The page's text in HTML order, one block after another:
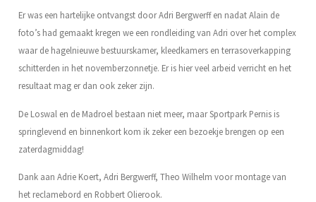
Er was een hartelijke ontvangst door Adri Bergwerff en nadat Alain de
foto’s had gemaakt kregen we een rondleiding van Adri over het complex
waar de hagelnieuwe bestuurskamer, kleedkamers en terrasoverkapping
schitterden in het novemberzonnetje. Er is hier veel arbeid verricht en het
resultaat mag er dan ook zeker zijn.
De Loswal en de Madroel bestaan niet meer, maar Sportpark Pernis is
springlevend en binnenkort kom ik zeker een bezoekje brengen op een
zaterdagmiddag!
Dank aan Adrie Koert, Adri Bergwerff, Theo Wilhelm voor montage van
het reclamebord en Robbert Olierook.